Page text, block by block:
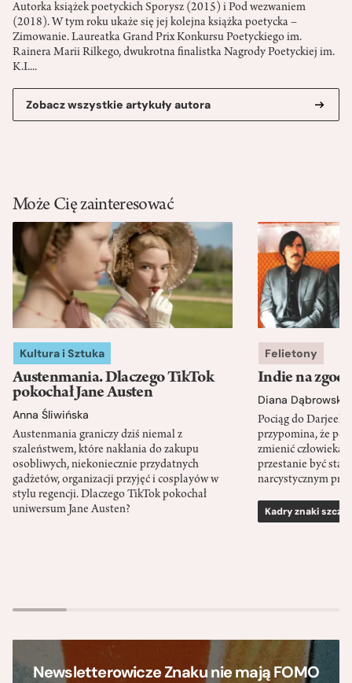
Autorka książek poetyckich Sporysz (2015) i Pod wezwaniem
(2018). W tym roku ukaże się jej kolejna książka poetycka –
Zimowanie. Laureatka Grand Prix Konkursu Poetyckiego im.
Rainera Marii Rilkego, dwukrotna finalistka Nagrody Poetyckiej im.
K.I....
Zobacz wszystkie artykuły autora
Może Cię zainteresować
Kultura i Sztuka
Austenmania. Dlaczego TikTok
pokochał Jane Austen
Anna Śliwińska
Austenmania graniczy dziś niemal z
szaleństwem, które nakłania do zakupu
osobliwych, niekoniecznie przydatnych
gadżetów, organizacji przyjęć i cosplayów w
stylu regencji. Dlaczego TikTok pokochał
uniwersum Jane Austen?
Felietony
Indie na
Diana Dąbrowska
Pociąg do
przypomina, że
zmienić człowieka
przestanie być
narcystycznym
Kadry znaki
Newsletterowicze Znaku nie mają FOMO